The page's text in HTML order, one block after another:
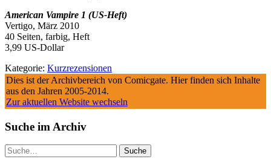
American Vampire 1 (US-Heft)
Vertigo, März 2010
40 Seiten, farbig, Heft
3,99 US-Dollar
Kategorie: Kurzrezensionen
Dies ist der Archivbereich von Comicgate. Hier finden sich Inhalte
aus den Jahren 2005-2014.
Zur aktuellen Website wechseln
Suche im Archiv
Suche